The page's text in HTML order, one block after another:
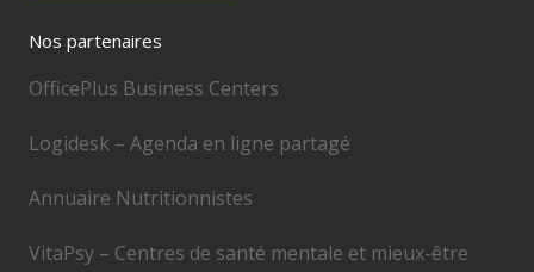
Nos partenaires
OfficePlus Business Centers
Logidesk – Agenda en ligne partagé
Annuaire Nutritionnistes
VitaPsy – Centres de santé mentale et mieux-être